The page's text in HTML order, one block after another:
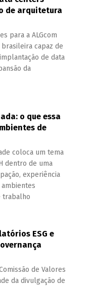
de arquitetura
para a ALGcom
capaz de
de data
da
o que essa
de
coloca um tema
dentro de uma
experiência
trabalho
ESG e
de Valores
da divulgação de